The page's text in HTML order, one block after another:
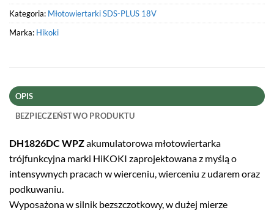
Kategoria: Młotowiertarki SDS-PLUS 18V
Marka: Hikoki
OPIS
BEZPIECZEŃSTWO PRODUKTU
DH1826DC WPZakumulatorowa młotowiertarka
trójfunkcyjna marki HiKOKI zaprojektowana z myślą o
intensywnych pracach w wierceniu, wierceniu z udarem oraz
podkuwaniu.
Wyposażona w silnik bezszczotkowy, w dużej mierze